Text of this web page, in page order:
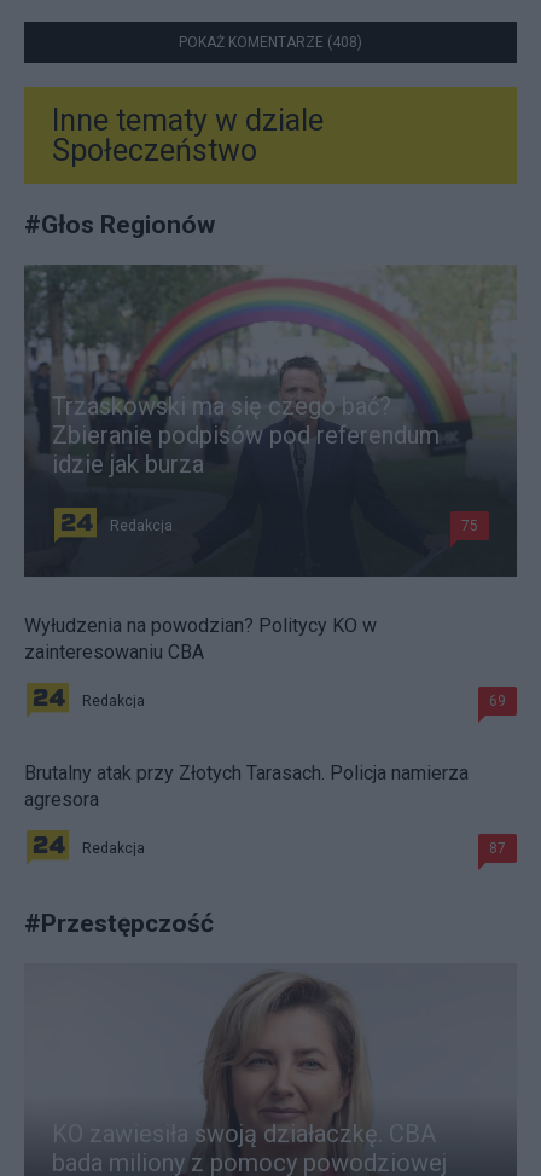
POKAŻ KOMENTARZE (408)
Inne tematy w dziale
Społeczeństwo
#Głos Regionów
Trzaskowski ma się czego bać?
Zbieranie podpisów pod referendum
idzie jak burza
Redakcja 75
Wyłudzenia na powodzian? Politycy KO w
zainteresowaniu CBA
Redakcja 69
Brutalny atak przy Złotych Tarasach. Policja namierza
agresora
Redakcja 87
#Przestępczość
KO zawiesiła swoją działaczkę. CBA
bada miliony z pomocy powodziowej